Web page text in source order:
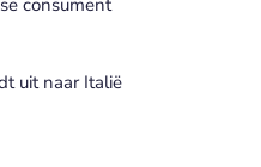
uit naar Italië